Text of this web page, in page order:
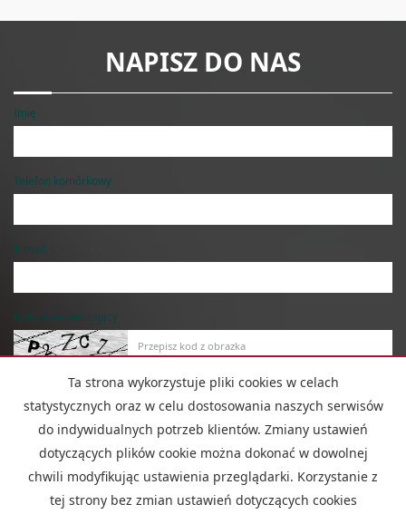
NAPISZ DO NAS
Imię
Telefon komórkowy
E-mail
Kod zabezpieczający
WiadomośćTa strona wykorzystuje pliki cookies w celach
statystycznych oraz w celu dostosowania naszych serwisów
do indywidualnych potrzeb klientów. Zmiany ustawień
dotyczących plików cookie można dokonać w dowolnej
chwili modyfikując ustawienia przeglądarki. Korzystanie z
tej strony bez zmian ustawień dotyczących cookies